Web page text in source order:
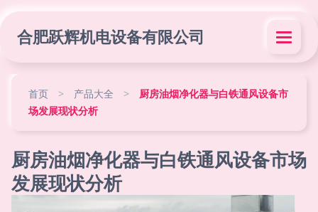
合肥跃辉机电设备有限公司
首页 > 产品大全 >
厨房油烟净化器与白铁通风设备市
场发展现状分析
厨房油烟净化器与白铁通风设备市场
发展现状分析